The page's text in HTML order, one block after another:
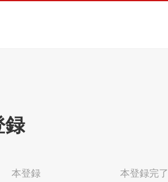
録
本登録 本登録完了